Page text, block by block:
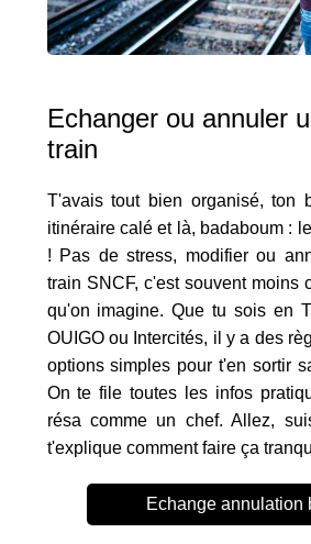
Echanger ou annuler
train
T'avais tout bien organisé, ton
itinéraire calé et là, badaboum :
! Pas de stress, modifier ou
train SNCF, c'est souvent moins
qu'on imagine. Que tu sois en
OUIGO ou Intercités, il y a des
options simples pour t'en sortir
On te file toutes les infos
résa comme un chef. Allez,
t'explique comment faire ça
Echange annulation